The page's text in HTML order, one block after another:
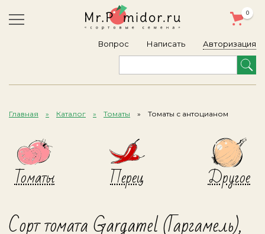
Вопрос Написать
0
Авторизация
Главная Каталог Томаты Томаты с антоцианом
Томаты Перец Другое
Сорт томата Gargamel (Гаргамель),